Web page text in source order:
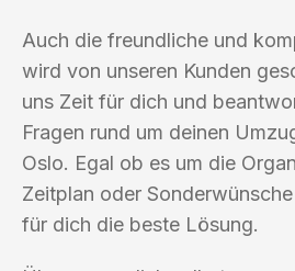
Auch die freundliche und
wird von unseren Kunden
uns Zeit für dich und
Fragen rund um deinen
Oslo. Egal ob es um die
Zeitplan oder
für dich die beste Lösung.